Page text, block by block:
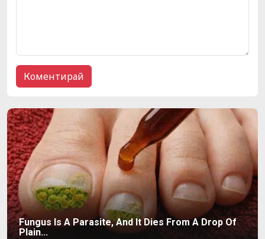
Fungus Is A Parasite, And It Dies From A Drop Of
Plain...